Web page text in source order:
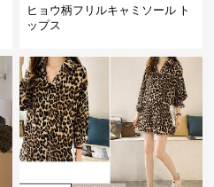
ヒョウ柄フリルキャミソール ト
ップス